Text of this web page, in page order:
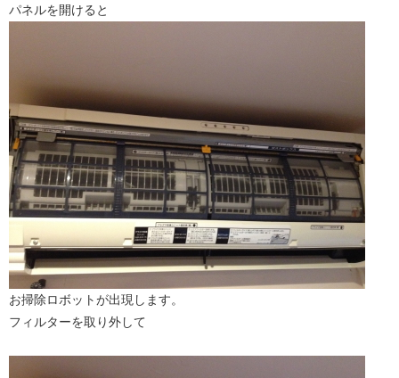
パネルを開けると
お掃除ロボットが出現します。
フィルターを取り外して